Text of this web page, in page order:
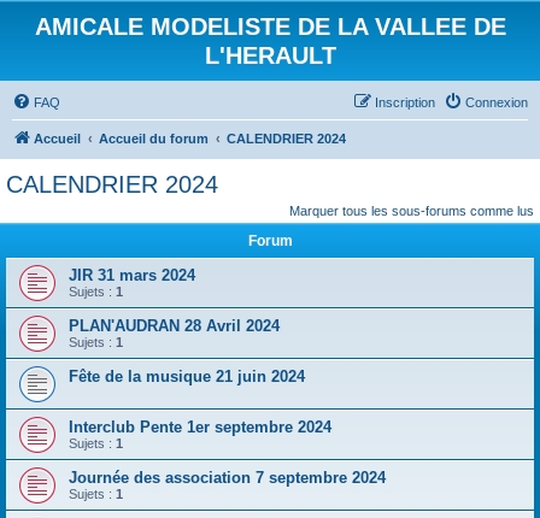
AMICALE MODELISTE DE LA VALLEE DE
L'HERAULT
FAQ Connexion
Inscription
Accueil Accueil du forum CALENDRIER 2024
CALENDRIER 2024
Marquer tous les sous-forums comme lus
Forum
JIR 31 mars 2024
Sujets : 1
PLAN'AUDRAN 28 Avril 2024
Sujets : 1
Fête de la musique 21 juin 2024
Interclub Pente 1er septembre 2024
Sujets : 1
Journée des association 7 septembre 2024
Sujets : 1